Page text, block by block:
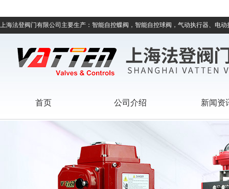
上海法登阀门有限公司主要生产：智能自控蝶阀，智能自控球阀，气动执行器、电
首页 公司介绍 新闻资